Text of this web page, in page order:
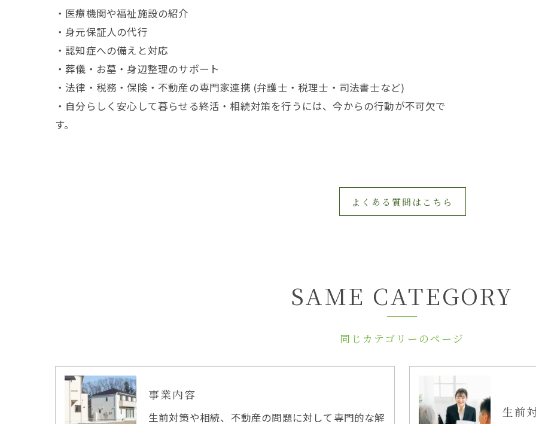
・医療機関や福祉施設の紹介
・身元保証人の代行
・認知症への備えと対応
・葬儀・お墓・身辺整理のサポート
・法律・税務・保険・不動産の専門家連携 (弁護士・税理士・司法書士など)
・自分らしく安心して暮らせる終活・相続対策を行うには、今からの行動が不可欠で
す。
よくある質問はこちら
同じカテゴリーのページ
SAME CATEGORY
事業内容
生前対策や相続、不動産の問題に対して専門的な解
生前
お問い合わせはこちら